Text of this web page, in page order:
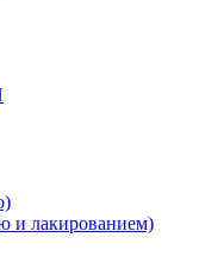
и лакированием)